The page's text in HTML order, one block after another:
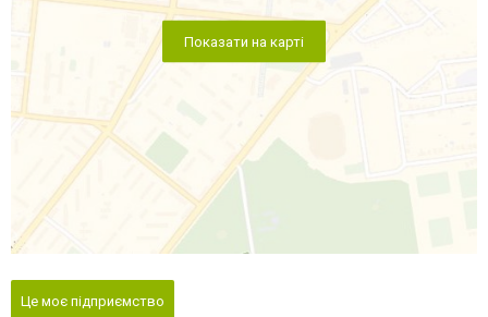
Показати на карті
Це моє підприємство